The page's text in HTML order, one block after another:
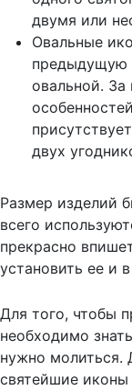
двумя или
Овальные
предыдущую
овальной.
двух
Размер изделий
всего
прекрасно
установить ее и
Для того, чтобы
необходимо
нужно молиться.
святейшие иконы